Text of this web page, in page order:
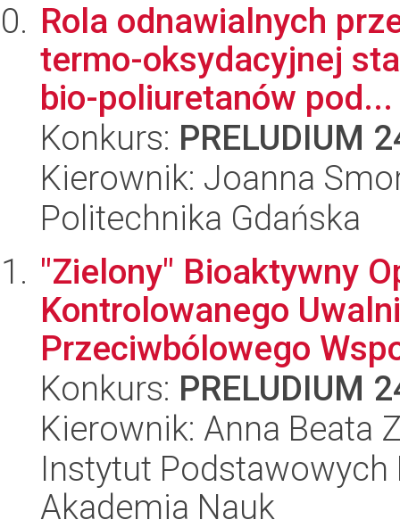
Rola odnawialnych
termo-oksydacyjnej
bio-poliuretanów pod...
Konkurs: PRELUDIUM
Kierownik: Joanna
Politechnika Gdańska
"Zielony" Bioaktywny
Kontrolowanego
Przeciwbólowego
Konkurs: PRELUDIUM
Kierownik: Anna Beata
Instytut
Akademia Nauk